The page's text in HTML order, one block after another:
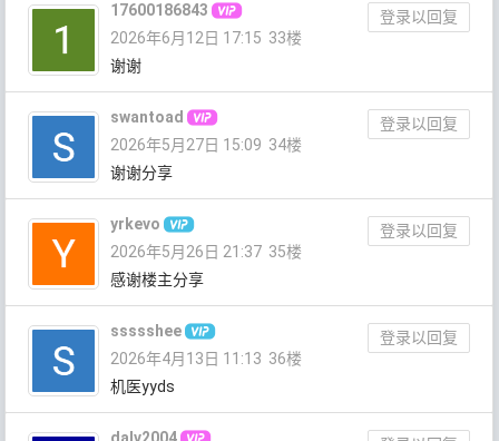
17600186843
登录以回复
2026年6月12日 17:15 33楼
谢谢
swantoad
登录以回复
2026年5月27日 15:09 34楼
谢谢分享
yrkevo
登录以回复
2026年5月26日 21:37 35楼
感谢楼主分享
ssssshee
登录以回复
2026年4月13日 11:13 36楼
机医yyds